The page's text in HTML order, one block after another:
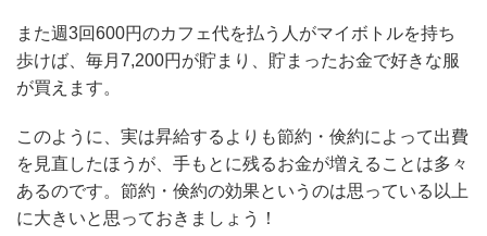
また週3回600円のカフェ代を払う人がマイボトルを持ち
歩けば、毎月7,200円が貯まり、貯まったお金で好きな服
が買えます。
このように、実は昇給するよりも節約・倹約によって出費
を見直したほうが、手もとに残るお金が増えることは多々
あるのです。節約・倹約の効果というのは思っている以上
に大きいと思っておきましょう！